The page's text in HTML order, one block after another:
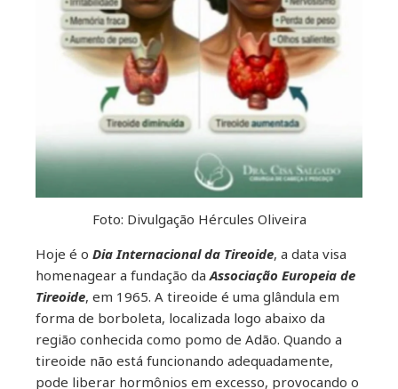
Foto: Divulgação Hércules Oliveira
Hoje é o Dia Internacional da Tireoide, a data visa
homenagear a fundação da Associação Europeia de
Tireoide, em 1965. A tireoide é uma glândula em
forma de borboleta, localizada logo abaixo da
região conhecida como pomo de Adão. Quando a
tireoide não está funcionando adequadamente,
pode liberar hormônios em excesso, provocando o